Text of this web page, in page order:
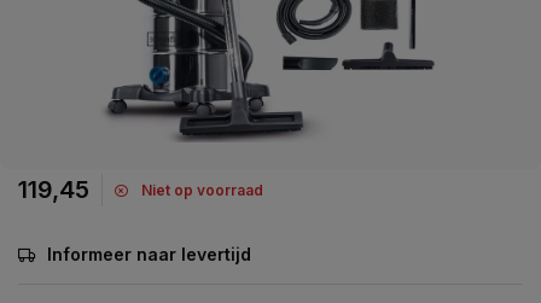
119,45 Niet op voorraad
Informeer naar levertijd